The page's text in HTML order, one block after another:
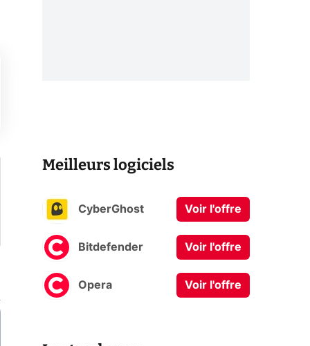
Meilleurs logiciels
CyberGhost Voir l'offre
Bitdefender Voir l'offre
Opera Voir l'offre